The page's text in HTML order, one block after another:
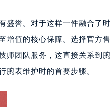
盛誉。对于这样一件融合了时
增值的核心保障。选择官方售
师团队服务，这直接关系到腕
腕表维护时的首要步骤。